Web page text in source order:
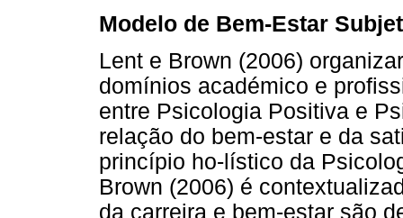
Modelo de Bem-Estar
Lent e Brown (2006)
domínios académico e
entre Psicologia Positiva e
relação do bem-estar e da
princípio ho-lístico da
Brown (2006) é
da carreira e bem-estar são